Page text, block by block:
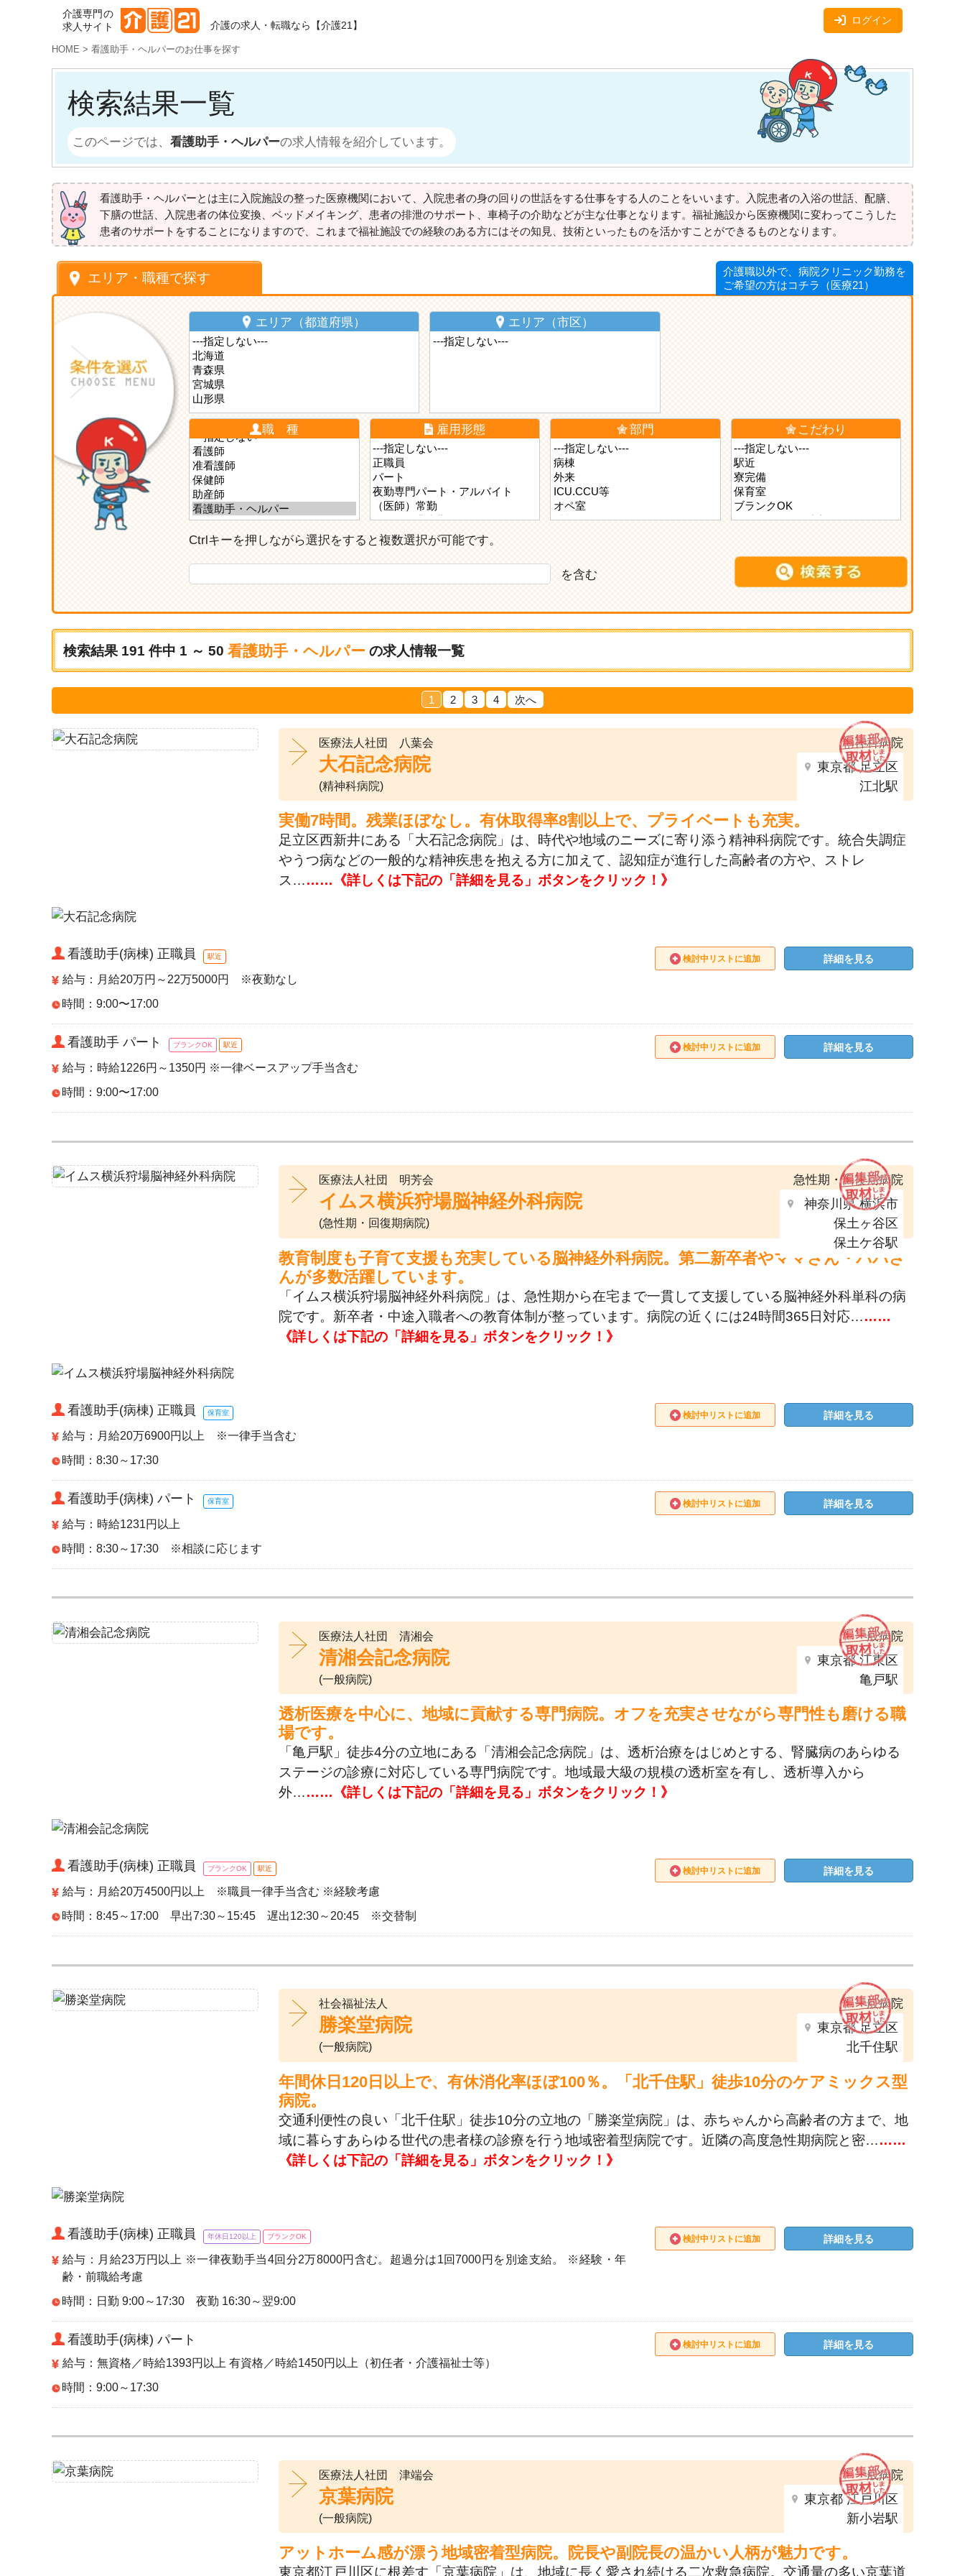
介護専門の
求人サイト
介護の求人・転職なら【介護21】 ログイン
HOME > 看護助手・ヘルパーのお仕事を探す
検索結果一覧
このページでは、 看護助手・ヘルパーの求人情報を紹介しています。
看護助手・ヘルパーとは主に入院施設の整った医療機関において、入院患者の身の回りの世話をする仕事をする人のことをいいます。入院患者の入浴の世話、配膳、
下膳の世話、入院患者の体位変換、ベッドメイキング、患者の排泄のサポート、車椅子の介助などが主な仕事となります。福祉施設から医療機関に変わってこうした
患者のサポートをすることになりますので、これまで福祉施設での経験のある方にはその知見、技術といったものを活かすことができるものとなります。
介護職以外で、病院クリニック勤務を
ご希望の方はコチラ（医療21）
エリア・職種で探す
エリア（都道府県） エリア（市区）
職 種 雇用形態 部門 こだわり
Ctrlキーを押しながら選択をすると複数選択が可能です。
を含む
検索結果 191 件中 1 ～ 50 看護助手・ヘルパー の求人情報一覧
1 2 3 4 次へ
医療法人社団 八葉会
大石記念病院
(精神科病院)
精神科病院
東京都 足立区
江北駅
実働7時間。残業ほぼなし。有休取得率8割以上で、プライベートも充実。
足立区西新井にある「大石記念病院」は、時代や地域のニーズに寄り添う精神科病院です。統合失調症
やうつ病などの一般的な精神疾患を抱える方に加えて、認知症が進行した高齢者の方や、ストレ
ス………《詳しくは下記の「詳細を見る」ボタンをクリック！》
看護助手(病棟) 正職員 駅近
給与：月給20万円～22万5000円 ※夜勤なし
時間：9:00〜17:00
検討中リストに追加 詳細を見る
看護助手 パート ブランクOK 駅近
給与：時給1226円～1350円 ※一律ベースアップ手当含む
時間：9:00〜17:00
検討中リストに追加 詳細を見る
医療法人社団 明芳会
イムス横浜狩場脳神経外科病院
(急性期・回復期病院)
急性期・回復期病院
神奈川県 横浜市
保土ヶ谷区
保土ケ谷駅
教育制度も子育て支援も充実している脳神経外科病院。第二新卒者やママさん・パパさ
んが多数活躍しています。
「イムス横浜狩場脳神経外科病院」は、急性期から在宅まで一貫して支援している脳神経外科単科の病
院です。新卒者・中途入職者への教育体制が整っています。病院の近くには24時間365日対応………
《詳しくは下記の「詳細を見る」ボタンをクリック！》
看護助手(病棟) 正職員 保育室
給与：月給20万6900円以上 ※一律手当含む
時間：8:30～17:30
検討中リストに追加 詳細を見る
看護助手(病棟) パート 保育室
給与：時給1231円以上
時間：8:30～17:30 ※相談に応じます
検討中リストに追加 詳細を見る
医療法人社団 清湘会
清湘会記念病院
(一般病院)
一般病院
東京都 江東区
亀戸駅
透析医療を中心に、地域に貢献する専門病院。オフを充実させながら専門性も磨ける職
場です。
「亀戸駅」徒歩4分の立地にある「清湘会記念病院」は、透析治療をはじめとする、腎臓病のあらゆる
ステージの診療に対応している専門病院です。地域最大級の規模の透析室を有し、透析導入から
外………《詳しくは下記の「詳細を見る」ボタンをクリック！》
看護助手(病棟) 正職員 ブランクOK 駅近
給与：月給20万4500円以上 ※職員一律手当含む ※経験考慮
時間：8:45～17:00 早出7:30～15:45 遅出12:30～20:45 ※交替制
検討中リストに追加 詳細を見る
社会福祉法人
勝楽堂病院
(一般病院)
一般病院
東京都 足立区
北千住駅
年間休日120日以上で、有休消化率ほぼ100％。「北千住駅」徒歩10分のケアミックス型
病院。
交通利便性の良い「北千住駅」徒歩10分の立地の「勝楽堂病院」は、赤ちゃんから高齢者の方まで、地
域に暮らすあらゆる世代の患者様の診療を行う地域密着型病院です。近隣の高度急性期病院と密………
《詳しくは下記の「詳細を見る」ボタンをクリック！》
看護助手(病棟) 正職員 年休日120以上 ブランクOK
給与：月給23万円以上 ※一律夜勤手当4回分2万8000円含む。超過分は1回7000円を別途支給。 ※経験・年
齢・前職給考慮
時間：日勤 9:00～17:30 夜勤 16:30～翌9:00
検討中リストに追加 詳細を見る
看護助手(病棟) パート
給与：無資格／時給1393円以上 有資格／時給1450円以上（初任者・介護福祉士等）
時間：9:00～17:30
検討中リストに追加 詳細を見る
医療法人社団 津端会
京葉病院
(一般病院)
一般病院
東京都 江戸川区
新小岩駅
アットホーム感が漂う地域密着型病院。院長や副院長の温かい人柄が魅力です。
東京都江戸川区に根差す「京葉病院」は、地域に長く愛され続ける二次救急病院。交通量の多い京葉道